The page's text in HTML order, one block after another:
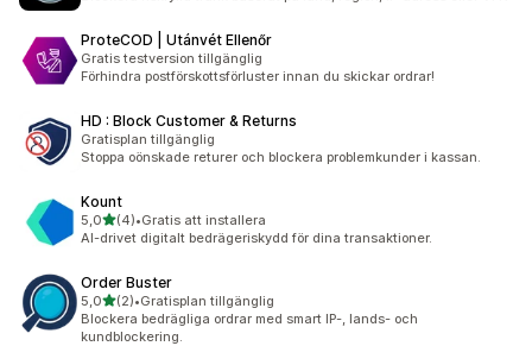
ProteCOD | Utánvét Ellenőr
Gratis testversion tillgänglig
Förhindra postförskottsförluster innan du skickar ordrar!
HD : Block Customer & Returns
Gratisplan tillgänglig
Stoppa oönskade returer och blockera problemkunder i kassan.
Kount
5,0av 5 stjärnor
(4)
4 recensioner totalt
•Gratis att installera
AI-drivet digitalt bedrägeriskydd för dina transaktioner.
Order Buster
5,0av 5 stjärnor
(2)
2 recensioner totalt
•Gratisplan tillgänglig
Blockera bedrägliga ordrar med smart IP-, lands- och
kundblockering.